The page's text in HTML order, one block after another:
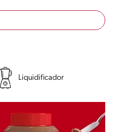
Liquidificador